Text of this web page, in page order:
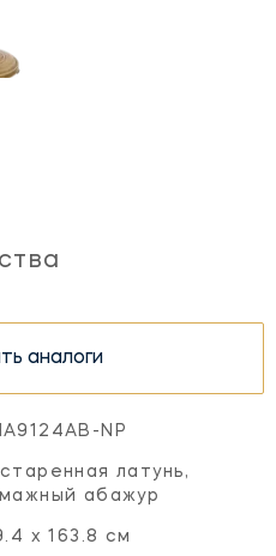
аналоги
NP
латунь,
абажур
х 163.8 см